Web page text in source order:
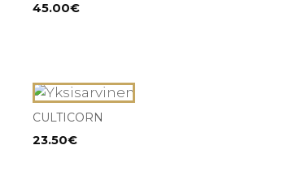
45.00€
CULTICORN
23.50€